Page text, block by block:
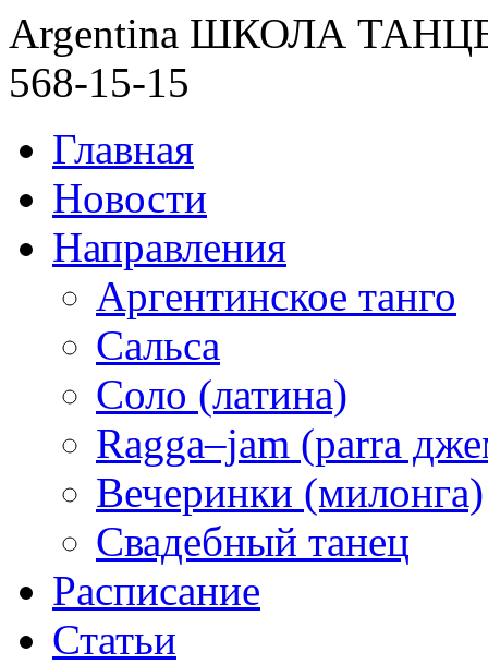
Argentina ШКОЛА
568-15-15
Главная
Новости
Направления
Аргентинское танго
Сальса
Соло (латина)
Ragga–jam (parra
Вечеринки (милонга)
Свадебный танец
Расписание
Статьи